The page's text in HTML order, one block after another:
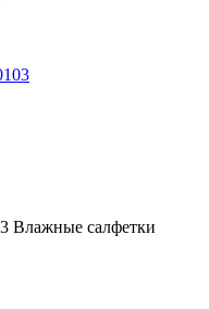
Влажные салфетки